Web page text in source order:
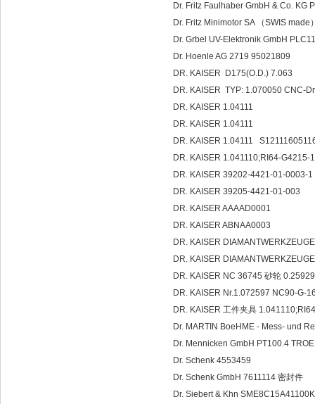
Dr. Fritz Faulhaber GmbH & Co.
Dr. Fritz Minimotor SA （SWIS
Dr. Grbel UV-Elektronik GmbH
Dr. Hoenle AG 2719 95021809
DR. KAISER D175(O.D.) 7.063
DR. KAISER TYP: 1.070050
DR. KAISER 1.04111
DR. KAISER 1.04111
DR. KAISER 1.04111
DR. KAISER 1.041110;RI64-
DR. KAISER 39202-4421-01-0003-1
DR. KAISER 39205-4421-01-003
DR. KAISER AAAAD0001
DR. KAISER ABNAA0003
DR. KAISER
DR. KAISER
DR. KAISER NC 36745 砂轮
DR. KAISER Nr.1.072597 NC90-G-
DR. KAISER 工件夹具
Dr. MARTIN BoeHME - Mess- und
Dr. Mennicken GmbH PT100.4
Dr. Schenk 4553459
Dr. Schenk GmbH 7611114 密封件
Dr. Siebert & Khn